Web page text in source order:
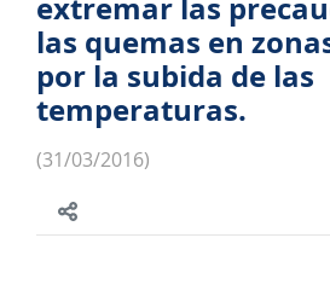
extremar las
las quemas en
por la subida de las
temperaturas.
(31/03/2016)